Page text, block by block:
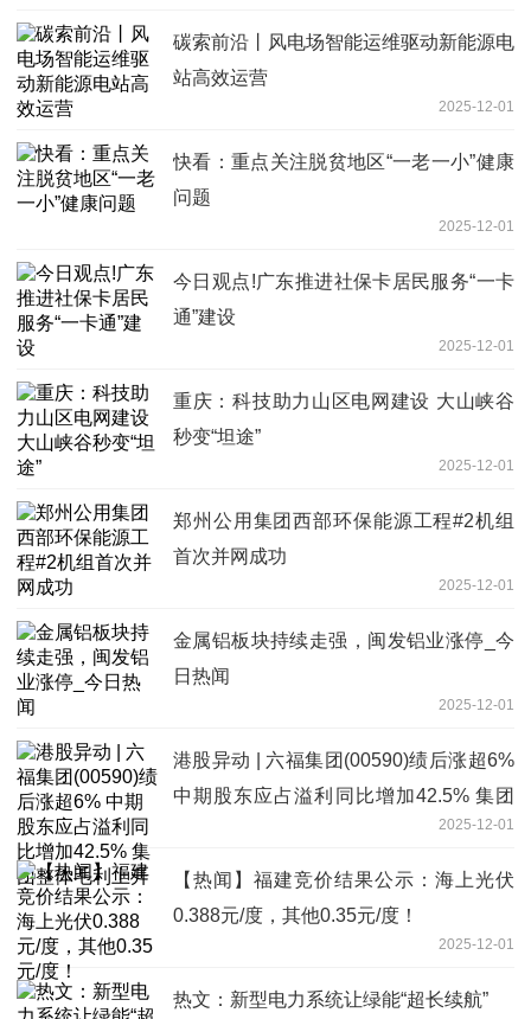
碳索前沿丨风电场智能运维驱动新能源电
站高效运营
2025-12-01
快看：重点关注脱贫地区“一老一小”健康
问题
2025-12-01
今日观点!广东推进社保卡居民服务“一卡
通”建设
2025-12-01
重庆：科技助力山区电网建设 大山峡谷
秒变“坦途”
2025-12-01
郑州公用集团西部环保能源工程#2机组
首次并网成功
2025-12-01
金属铝板块持续走强，闽发铝业涨停_今
日热闻
2025-12-01
港股异动 | 六福集团(00590)绩后涨超6%
中期股东应占溢利同比增加42.5% 集团
2025-12-01
【热闻】福建竞价结果公示：海上光伏
0.388元/度，其他0.35元/度！
2025-12-01
热文：新型电力系统让绿能“超长续航”